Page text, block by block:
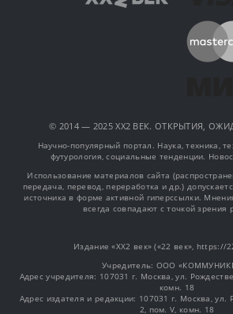
© 2014 — 2025 XX2 ВЕК. ОТКРЫТИЯ,
Научно-популярный портал. Наука, техника,
футурология, социальные тенденции.
Использование материалов сайта
передача, перевод, переработка и др.)
источника в форме активной гиперссылки.
всегда совпадают с точкой зрения
Издание «XX2 век» («22 век», https://
Учредитель: OOO
Адрес учредителя: 107031 г. Москва, ул.
комн. 18
Адрес издателя и редакции: 107031 г. Москва, ул.
2, пом. V, комн. 18